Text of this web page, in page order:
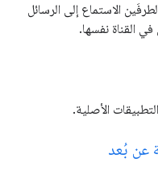
الاستماع إلى الرسائل
القناة نفسها.
الأصلية.
عن بُعد